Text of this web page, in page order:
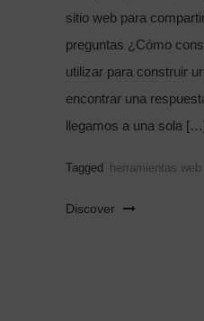
sitio web para
preguntas ¿Cómo
utilizar para construir
encontrar una
llegamos a una sola
Tagged herramientas web
Discover